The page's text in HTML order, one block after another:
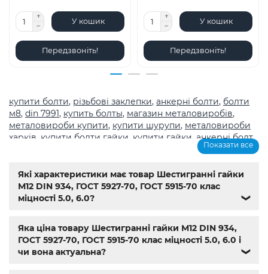
У кошик
Передзвоніть!
У кошик
Передзвоніть!
купити болти, різьбові заклепки, анкерні болти, болти
м8, din 7991, купить болты, магазин металовиробів,
металовироби купити, купити шурупи, металовироби
харків купити болти гайки купити гайки анкерні болт,
метричне різьблення з великим
нержавіючої сталі купити, Мотор-редуктор 3МП,Мотор-
редуктори МЧ ,Кранові редуктори Ц2,анкера,Name
603,din 7981,заклепки
заклепка
болт м 10,din934,крепеж, болт м12 размеры,болт м14 1.5
болт м5 под шестигранник,болт м 18,болт м 9,болт м7
шаг 1 ,болт м9,болт м 24
din
Показати все
Які характеристики має товар Шестигранні гайки
М12 DIN 934, ГОСТ 5927-70, ГОСТ 5915-70 клас
міцності 5.0, 6.0?
❯
Яка ціна товару Шестигранні гайки М12 DIN 934,
ГОСТ 5927-70, ГОСТ 5915-70 клас міцності 5.0, 6.0 і
чи вона актуальна?
❯